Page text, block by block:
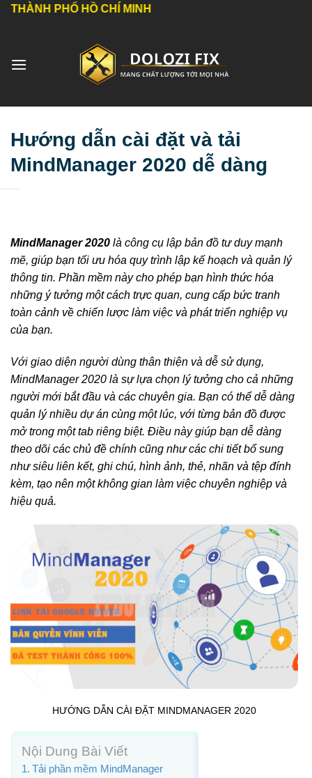
Bỏ
dung
HỒ CHÍ MINH
Hướng dẫn cài đặt và tải
MindManager 2020 dễ dàng
MindManager 2020 là công cụ lập bản đồ tư duy mạnh
mẽ, giúp bạn tối ưu hóa quy trình lập kế hoạch và quản lý
thông tin. Phần mềm này cho phép bạn hình thức hóa
những ý tưởng một cách trực quan, cung cấp bức tranh
toàn cảnh về chiến lược làm việc và phát triển nghiệp vụ
của bạn.
Với giao diện người dùng thân thiện và dễ sử dụng,
MindManager 2020 là sự lựa chọn lý tưởng cho cả những
người mới bắt đầu và các chuyên gia. Bạn có thể dễ dàng
quản lý nhiều dự án cùng một lúc, với từng bản đồ được
mở trong một tab riêng biệt. Điều này giúp bạn dễ dàng
theo dõi các chủ đề chính cũng như các chi tiết bổ sung
như siêu liên kết, ghi chú, hình ảnh, thẻ, nhãn và tệp đính
kèm, tạo nên một không gian làm việc chuyên nghiệp và
hiệu quả.
HƯỚNG DẪN CÀI ĐẶT MINDMANAGER 2020
Nội Dung Bài Viết
Tải phần mềm MindManager